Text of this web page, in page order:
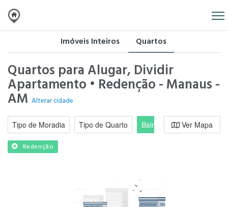
Imóveis Inteiros Quartos
Quartos para Alugar, Dividir
Apartamento • Redenção - Manaus -
AM Alterar cidade
Tipo de Moradia Tipo de Quarto Bairro / RegiãoVer Mapa
Redenção